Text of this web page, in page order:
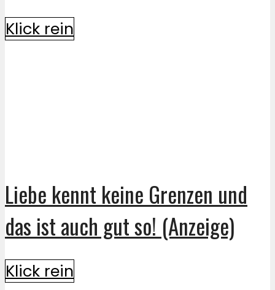
Klick rein
Liebe kennt keine Grenzen und
das ist auch gut so! (Anzeige)
Klick rein